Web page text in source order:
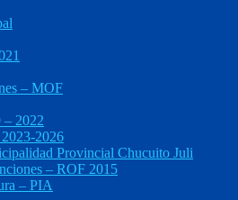
– MOF
– 2022
2026
Provincial Chucuito Juli
– ROF 2015
– PIA